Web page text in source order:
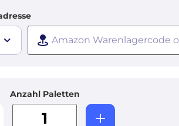
Anzahl Paletten